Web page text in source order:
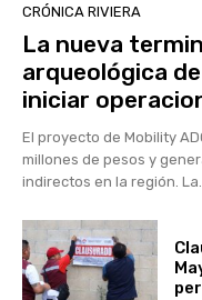
CRÓNICA RIVIERA
La nueva
arqueológica
iniciar
El proyecto de Mobility
millones de pesos y
indirectos en la región.